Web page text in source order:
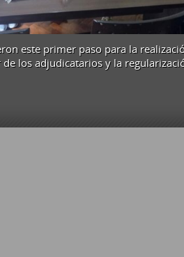
este primer paso para la
los adjudicatarios y la